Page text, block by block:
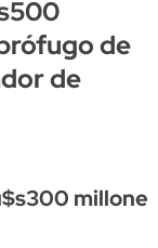
de
de